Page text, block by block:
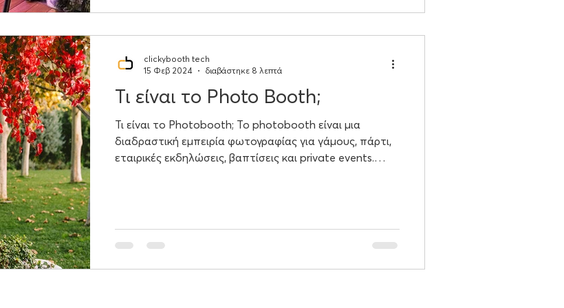
Τι είναι το Photo Booth;
Τι είναι το Photobooth; Το photobooth είναι μια
διαδραστική εμπειρία φωτογραφίας για γάμους, πάρτι,
εταιρικές εκδηλώσεις, βαπτίσεις και private events.
photobooth μπορεί να περιλαμβάνει κάμερα,
custom layouts, props, άμεση εκτύπωση φωτογρα
clickybooth tech
15 Φεβ 2024
διαβάστηκε 8 λεπτά